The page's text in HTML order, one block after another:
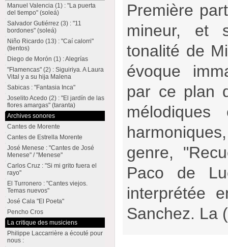
Première
mineur, et
tonalité de
évoque
par ce plan
genre,
Paco de
interprétée
Sanchez. La
Manuel Valencia (1) : "La puerta
del tiempo" (soleá)
Salvador Gutiérrez (3) : "11
bordones" (soleá)
Niño Ricardo (13) : "Caí calorri"
(tientos)
Diego de Morón (1) : Alegrías
"Flamencas" (2) : Siguiriya. A Laura
Vital y a su hija Malena
Sabicas : "Fantasia Inca"
Joselito Acedo (2) : "El jardín de las
flores amargas" (taranta)
Archives sonores
Cantes de Morente
Cantes de Estrella Morente
José Menese : "Cantes de José
Menese" / "Menese"
Carlos Cruz : "Si mi grito fuera el
rayo"
El Turronero : "Cantes viejos.
Temas nuevos"
José Cala "El Poeta"
Pencho Cros
La critique des musiciens
Philippe Laccarrière a écouté pour
nous :